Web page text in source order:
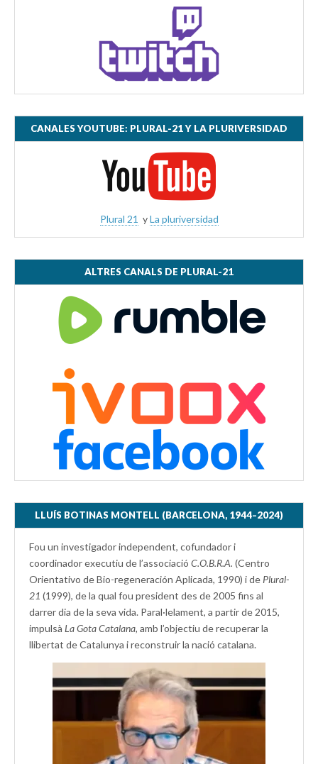
CANALES YOUTUBE: PLURAL-21 Y LA PLURIVERSIDAD
Plural 21 yLa pluriversidad
ALTRES CANALS DE PLURAL-21
LLUÍS BOTINAS MONTELL (BARCELONA, 1944–2024)
Fou un investigador independent, cofundador i
coordinador executiu de l’associació C.O.B.R.A. (Centro
Orientativo de Bio-regeneración Aplicada, 1990) i de Plural-
21 (1999), de la qual fou president des de 2005 fins al
darrer dia de la seva vida. Paral·lelament, a partir de 2015,
impulsà La Gota Catalana, amb l’objectiu de recuperar la
llibertat de Catalunya i reconstruir la nació catalana.